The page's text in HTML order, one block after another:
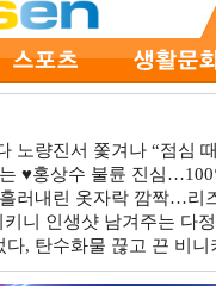
노량진서 쫓겨나 “점심
♥홍상수 불륜 진심
러내린 옷자락 깜짝…리
키니 인생샷 남겨주는 다
, 탄수화물 끊고 끈 비니